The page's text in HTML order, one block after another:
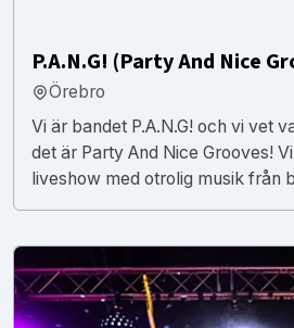
P.A.N.G! (Party And Nice
Örebro
Vi är bandet P.A.N.G! och vi vet
det är Party And Nice Grooves!
liveshow med otrolig musik från